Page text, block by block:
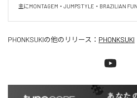
主にMONTAGEM・JUMPSTYLE・BRAZILIAN
PHONKSUKIの他のリリース： PHONKSUKI